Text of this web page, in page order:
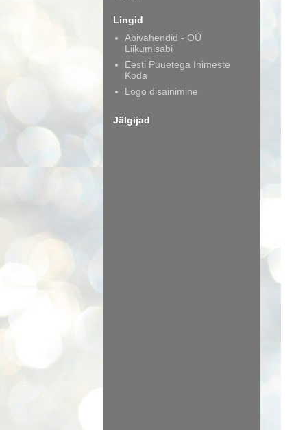
Lingid
Abivahendid - OÜ
Liikumisabi
Eesti Puuetega Inimeste
Koda
Logo disainimine
Jälgijad